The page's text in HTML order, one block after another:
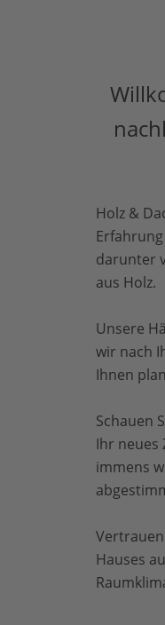
Holz &
darunter
aus Holz.
Unsere
wir nach
Ihnen
Schauen
Ihr neues
immens
Hauses